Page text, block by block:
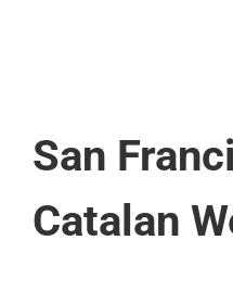
San
Catalan